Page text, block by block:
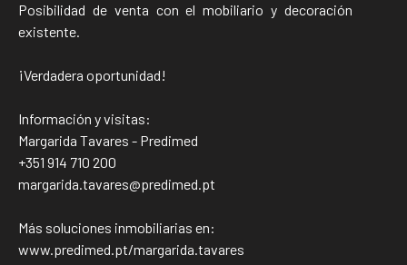
Posibilidad de venta con el mobiliario y decoración
existente.
¡Verdadera oportunidad!
Información y visitas:
Margarida Tavares - Predimed
+351 914 710 200
margarida.tavares@predimed.pt
Más soluciones inmobiliarias en:
www.predimed.pt/margarida.tavares